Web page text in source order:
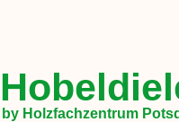
by Holzfachzentrum